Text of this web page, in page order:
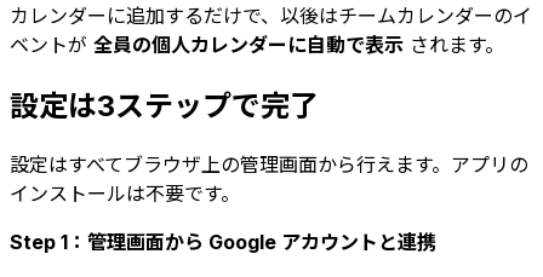
カレンダーに追加するだけで、以後はチームカレンダーのイ
ベントが 全員の個人カレンダーに自動で表示 されます。
設定は3ステップで完了
設定はすべてブラウザ上の管理画面から行えます。アプリの
インストールは不要です。
Step 1：管理画面から Google アカウントと連携